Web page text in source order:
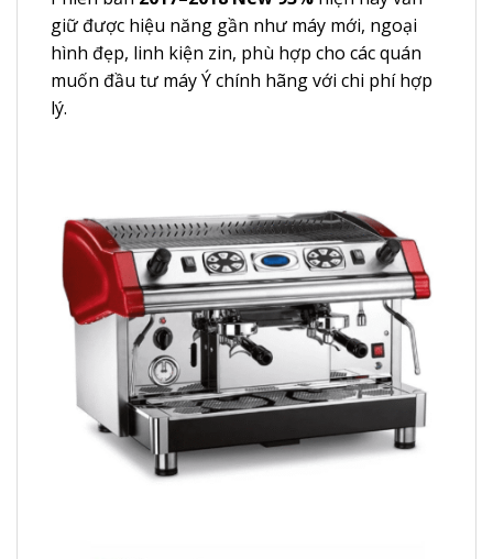
giữ được hiệu năng gần như máy mới, ngoại
hình đẹp, linh kiện zin, phù hợp cho các quán
muốn đầu tư máy Ý chính hãng với chi phí hợp
lý.